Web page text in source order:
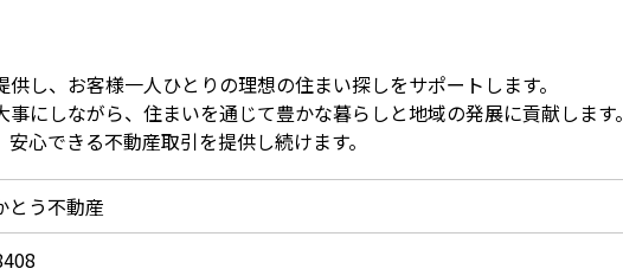
し、お客様一人ひとりの理想の住まい探しをサポートします。
にしながら、住まいを通じて豊かな暮らしと地域の発展に貢献します。
心できる不動産取引を提供し続けます。
とう不動産